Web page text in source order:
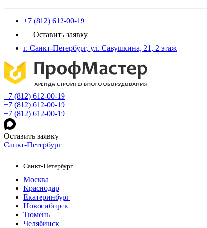
+7 (812) 612-00-19
Оставить заявку
г. Санкт-Петербург, ул. Савушкина, 21, 2 этаж
+7 (812) 612-00-19
+7 (812) 612-00-19
+7 (812) 612-00-19
Оставить заявку
Санкт-Петербург
Санкт-Петербург
Москва
Краснодар
Екатеринбург
Новосибирск
Тюмень
Челябинск